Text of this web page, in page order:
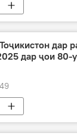
дар
дар ҷои 80-